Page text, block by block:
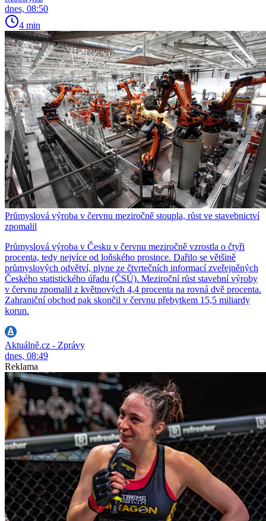
dnes, 08:50
4 min
Průmyslová výroba v červnu meziročně stoupla, růst ve stavebnictví
zpomalil
Průmyslová výroba v Česku v červnu meziročně vzrostla o čtyři
procenta, tedy nejvíce od loňského prosince. Dařilo se většině
průmyslových odvětví, plyne ze čtvrtečních informací zveřejněných
Českého statistického úřadu (ČSÚ). Meziroční růst stavební výroby
v červnu zpomalil z květnových 4,4 procenta na rovná dvě procenta.
Zahraniční obchod pak skončil v červnu přebytkem 15,5 miliardy
korun.
Aktuálně.cz - Zprávy
dnes, 08:49
Reklama